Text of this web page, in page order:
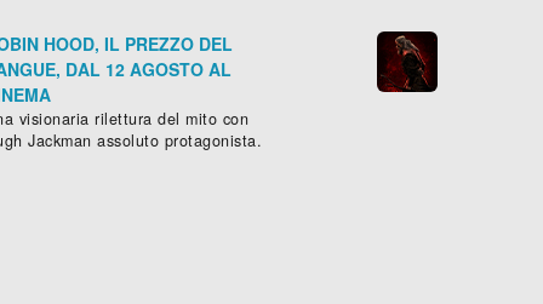
HOOD, IL PREZZO DEL
DAL 12 AGOSTO AL
visionaria rilettura del mito con
Jackman assoluto protagonista.